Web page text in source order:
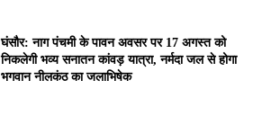
घंसौर: नाग पंचमी के पावन अवसर पर 17 अगस्त को
निकलेगी भव्य सनातन कांवड़ यात्रा, नर्मदा जल से होगा
भगवान नीलकंठ का जलाभिषेक